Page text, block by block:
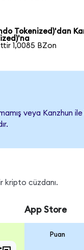
Tokenized)'dan
1,0085 BZon
veya Kanzhun
kripto cüzdanı.
App Store
Puan